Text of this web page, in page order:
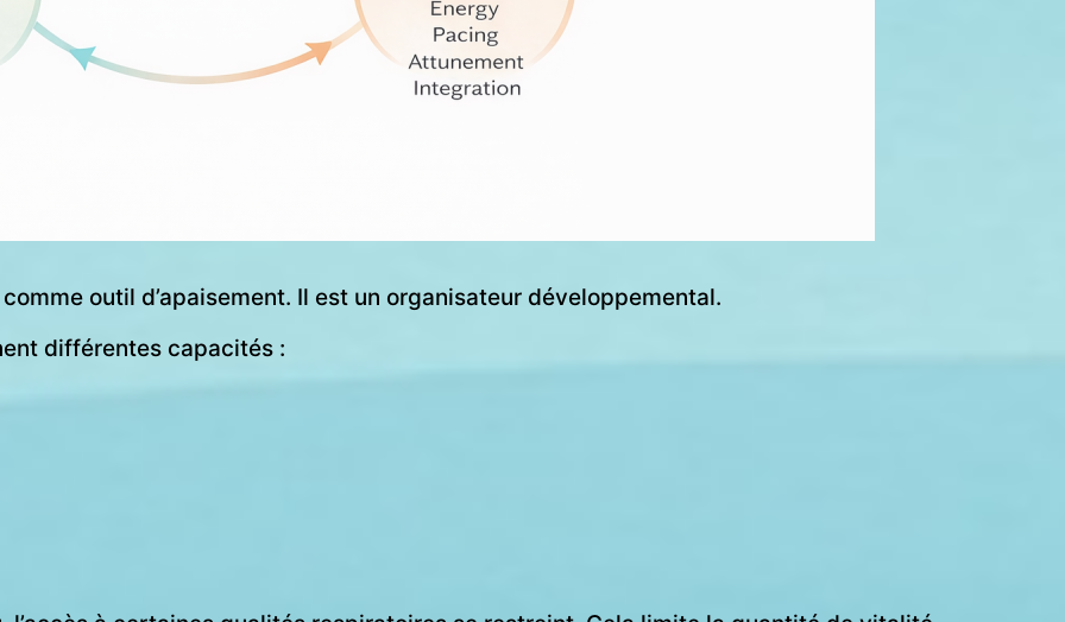
outil d’apaisement. Il est un organisateur développemental.
différentes capacités :